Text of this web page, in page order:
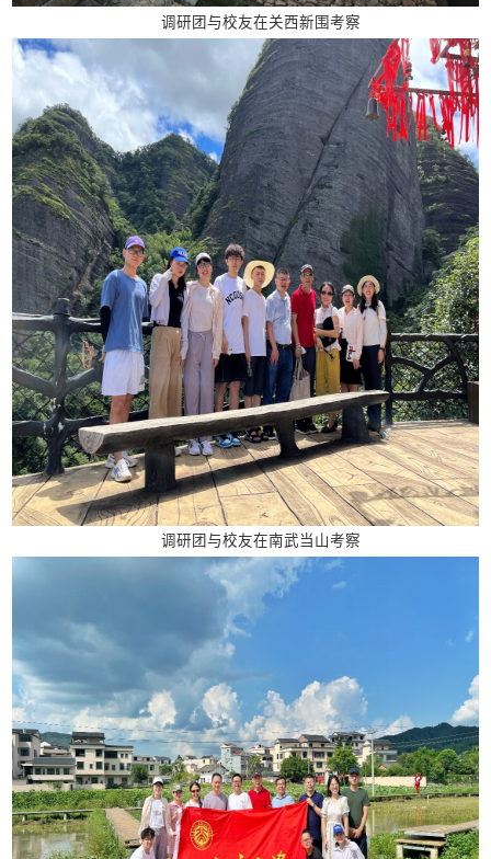
调研团与校友在关西新围考察
调研团与校友在南武当山考察